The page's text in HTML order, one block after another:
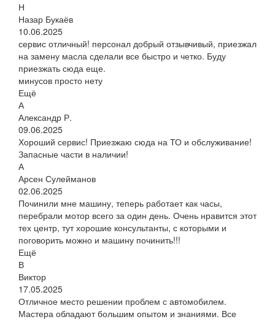
Н
Назар Букаёв
10.06.2025
сервис отличный! персонал добрый отзывчивый, приезжал
на замену масла сделали все быстро и четко. Буду
приезжать сюда еще.
минусов просто нету
Ещё
А
Александр Р.
09.06.2025
Хороший сервис! Приезжаю сюда на ТО и обслуживание!
Запасные части в наличии!
А
Арсен Сулейманов
02.06.2025
Починили мне машину, теперь работает как часы,
перебрали мотор всего за один день. Очень нравится этот
тех центр, тут хорошие консультанты, с которыми и
поговорить можно и машину починить!!!
Ещё
В
Виктор
17.05.2025
Отличное место решении проблем с автомобилем.
Мастера обладают большим опытом и знаниями. Все